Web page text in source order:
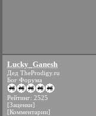
Lucky_Ganesh
Дед TheProdigy.ru
Бог Форума
Рейтинг: 2525
[Заценки]
[Комментарии]